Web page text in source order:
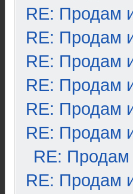
RE: Продам
RE: Продам
RE: Продам
RE: Продам
RE: Продам
RE: Продам
RE:
RE: Продам